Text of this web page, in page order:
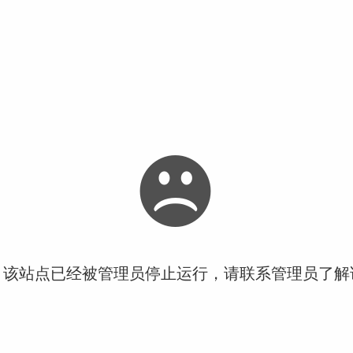
站点已经被管理员停止运行，请联系管理员了